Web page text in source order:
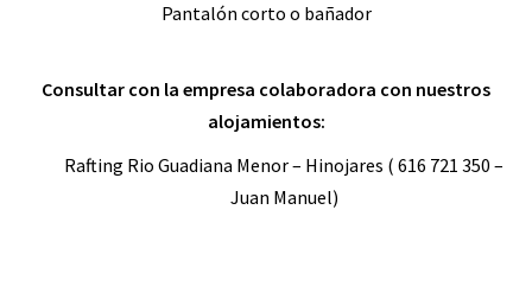
Pantalón corto o bañador
Consultar con la empresa colaboradora con nuestros
alojamientos:
Rafting Rio Guadiana Menor – Hinojares ( 616 721 350 –
Juan Manuel)